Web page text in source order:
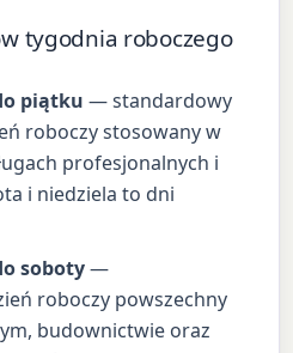
tygodnia roboczego
piątku — standardowy
roboczy stosowany w
profesjonalnych i
i niedziela to dni
soboty—
roboczy powszechny
budownictwie oraz